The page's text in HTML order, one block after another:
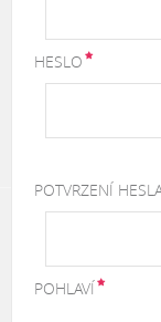
HESLO
POTVRZENÍ
POHLAVÍ